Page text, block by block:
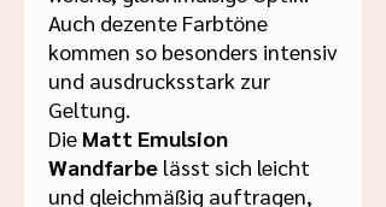
Auch dezente Farbtöne
kommen so besonders intensiv
und ausdrucksstark zur
Geltung.
Die Matt Emulsion
Wandfarbe lässt sich leicht
und gleichmäßig auftragen,